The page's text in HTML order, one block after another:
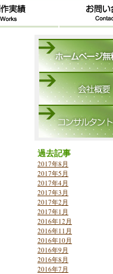
過去記事
2017年8月
2017年5月
2017年4月
2017年3月
2017年2月
2017年1月
2016年12月
2016年11月
2016年10月
2016年9月
2016年8月
2016年7月